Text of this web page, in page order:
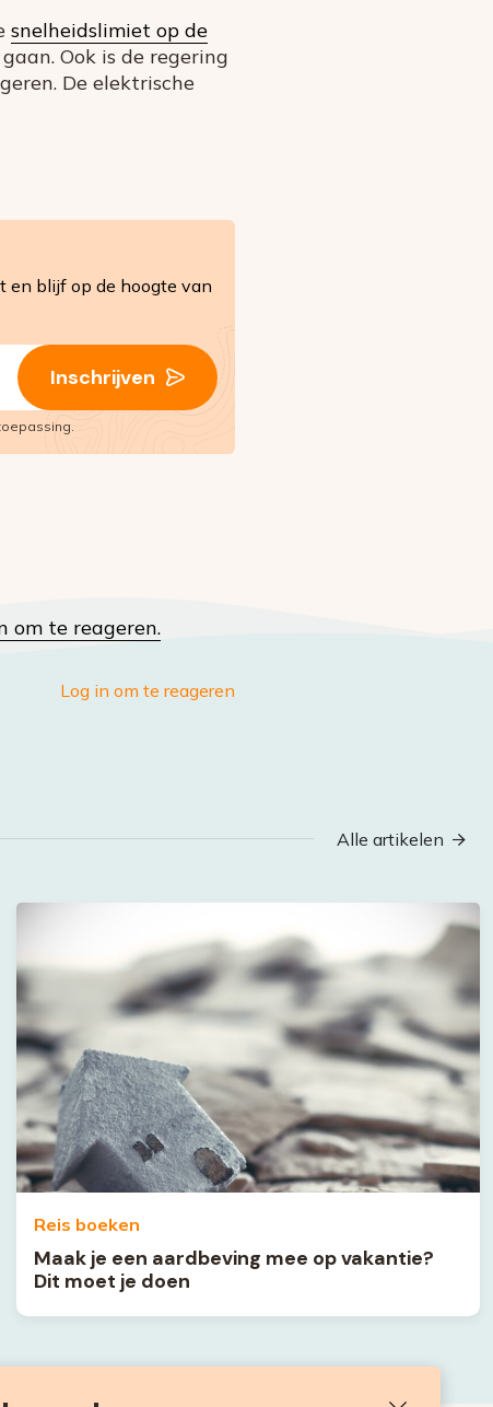
snelheidslimiet op de
Ook is de regering
De elektrische
en blijf op de hoogte van
Inschrijven
om te reageren.
Log in om te reageren
Alle artikelen
Reis boeken
Maak je een aardbeving mee op vakantie?
Dit moet je doen